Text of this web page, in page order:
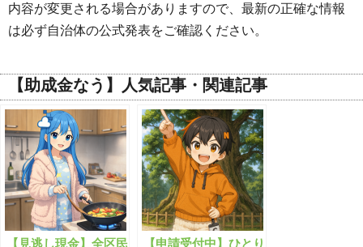
内容が変更される場合がありますので、最新の正確な情報
は必ず自治体の公式発表をご確認ください。
【助成金なう】人気記事・関連記事
【見逃し現金】全区民 【申請受付中】ひとり